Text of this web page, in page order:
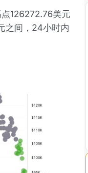
126272.76美元
之间，24小时内